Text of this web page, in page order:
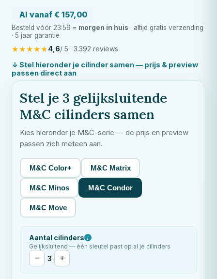
Al vanaf € 157,00
Besteld vóór 23:59 = morgen in huis · altijd gratis verzending
· 5 jaar garantie
★★★★★4,6/ 5 · 3.392 reviews
↓ Stel hieronder je cilinder samen — prijs & preview
passen direct aan
Stel je 3 gelijksluitende
M&C cilinders samen
Kies hieronder je M&C-serie — de prijs en preview
passen zich meteen aan.
M&C Color+ M&C Matrix
M&C Minos M&C Condor
M&C Move
Aantal cilinders i
Gelijksluitend — één sleutel past op al je cilinders
− 3 +